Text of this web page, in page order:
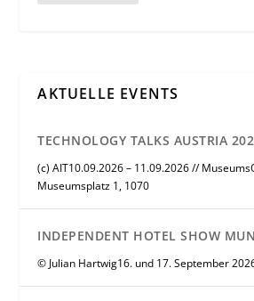
AKTUELLE EVENTS
TECHNOLOGY TALKS AUSTRIA
(c) AIT10.09.2026 – 11.09.2026 //
Museumsplatz 1, 1070
INDEPENDENT HOTEL SHOW
© Julian Hartwig16. und 17. September